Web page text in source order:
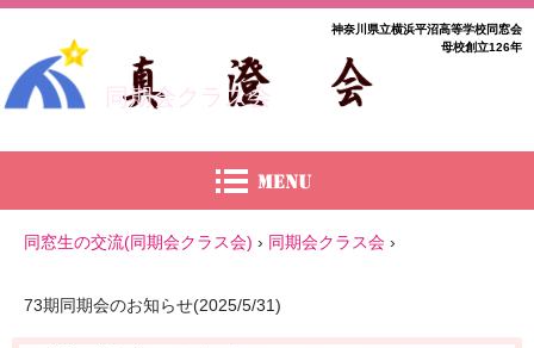
同期会クラス会
神奈川県立横浜平沼高等学校同窓会
母校創立126年
同窓生の交流(同期会クラス会) › 同期会クラス会 ›
73期同期会のお知らせ(2025/5/31)